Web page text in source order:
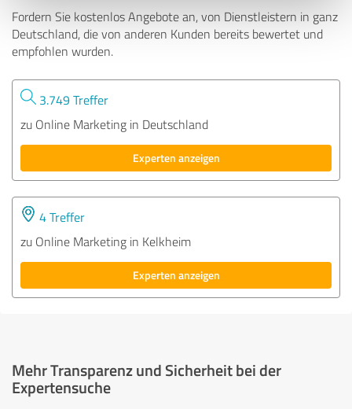
Fordern Sie kostenlos Angebote an, von Dienstleistern in ganz
Deutschland, die von anderen Kunden bereits bewertet und
empfohlen wurden.
3.749 Treffer
zu Online Marketing in Deutschland
Experten anzeigen
4 Treffer
zu Online Marketing in Kelkheim
Experten anzeigen
Mehr Transparenz und Sicherheit bei der
Expertensuche